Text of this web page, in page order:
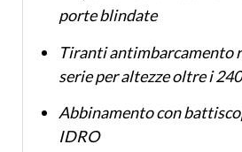
porte blindate
Tiranti antimbarcamento
serie per altezze oltre i
Abbinamento con
IDRO